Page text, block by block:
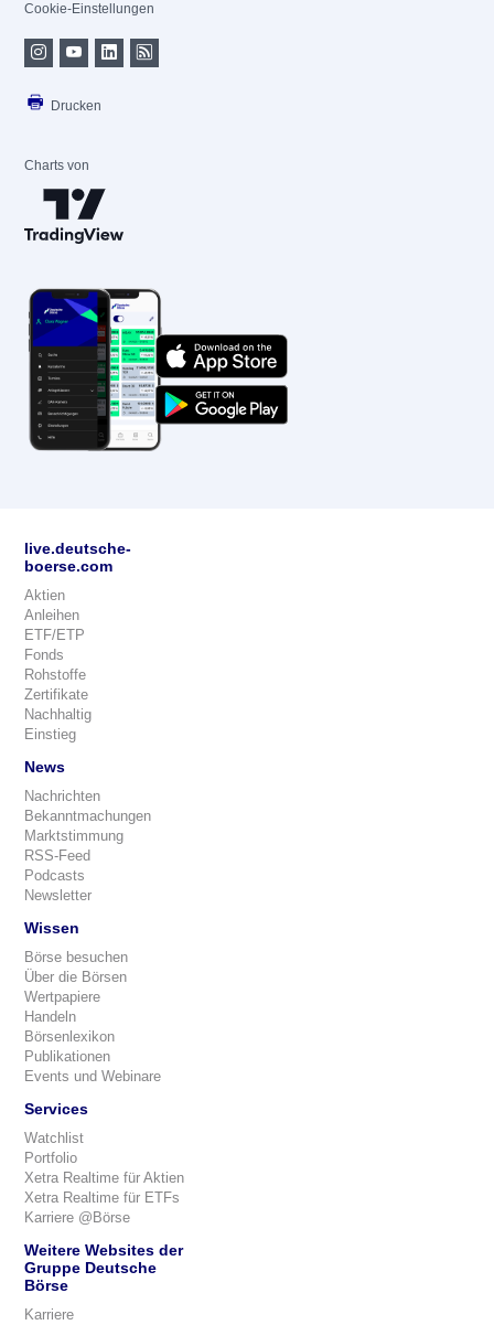
Cookie-Einstellungen
Drucken
Charts von
live.deutsche-
boerse.com
Aktien
Anleihen
ETF/ETP
Fonds
Rohstoffe
Zertifikate
Nachhaltig
Einstieg
News
Nachrichten
Bekanntmachungen
Marktstimmung
RSS-Feed
Podcasts
Newsletter
Wissen
Börse besuchen
Über die Börsen
Wertpapiere
Handeln
Börsenlexikon
Publikationen
Events und Webinare
Services
Watchlist
Portfolio
Xetra Realtime für Aktien
Xetra Realtime für ETFs
Karriere @Börse
Weitere Websites der
Gruppe Deutsche
Börse
Karriere